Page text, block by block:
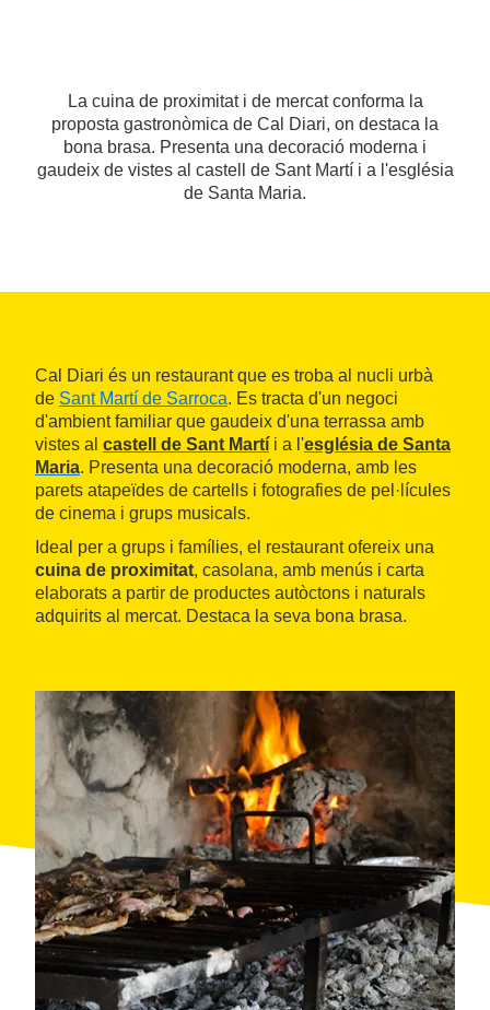
La cuina de proximitat i de mercat conforma la
proposta gastronòmica de Cal Diari, on destaca la
bona brasa. Presenta una decoració moderna i
gaudeix de vistes al castell de Sant Martí i a l'església
de Santa Maria.
Cal Diari és un restaurant que es troba al nucli urbà
de Sant Martí de Sarroca. Es tracta d'un negoci
d'ambient familiar que gaudeix d'una terrassa amb
vistes al castell de Sant Martí i a l'església de Santa
Maria. Presenta una decoració moderna, amb les
parets atapeïdes de cartells i fotografies de pel·lícules
de cinema i grups musicals.
Ideal per a grups i famílies, el restaurant ofereix una
cuina de proximitat, casolana, amb menús i carta
elaborats a partir de productes autòctons i naturals
adquirits al mercat. Destaca la seva bona brasa.